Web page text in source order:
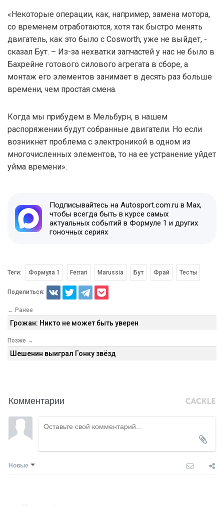
«Некоторые операции, как, например, замена мотора,
со временем отработаются, хотя так быстро менять
двигатель, как это было с Cosworth, уже не выйдет, -
сказал Бут. – Из-за нехватки запчастей у нас не было в
Бахрейне готового силового агрегата в сборе, а
монтаж его элементов занимает в десять раз больше
времени, чем простая смена.
Когда мы прибудем в Мельбурн, в нашем
распоряжении будут собранные двигатели. Но если
возникнет проблема с электроникой в одном из
многочисленных элементов, то на ее устранение уйдет
уйма времени».
Подписывайтесь на Autosport.com.ru в Max,
чтобы всегда быть в курсе самых
актуальных событий в Формуле 1 и других
гоночных сериях
Теги: Формула 1 Ferrari Marussia Бут Фрай Тесты
Поделиться:
← Ранее
Грожан: Никто не может быть уверен
Позже →
Шешенин выиграл Гонку звёзд
Комментарии
Новые